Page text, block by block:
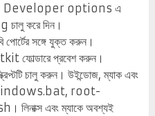
> Developer options এ
করে দিন।
পোর্টের সঙ্গে যুক্ত করুন।
ফোল্ডারে প্রবেশ করুন।
চালু করুন। উইন্ডোজ, ম্যাক এবং
windows.bat, root-
এবং ম্যাকে অবশ্যই